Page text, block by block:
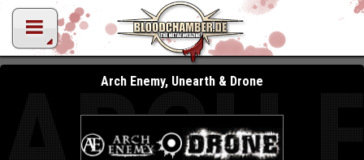
Arch Enemy, Unearth & Drone